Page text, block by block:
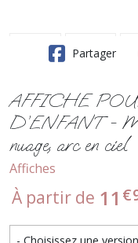
Partager
AFFICHE
D’ENFANT -
nuage, arc en ciel
Affiches
À partir de 11 €